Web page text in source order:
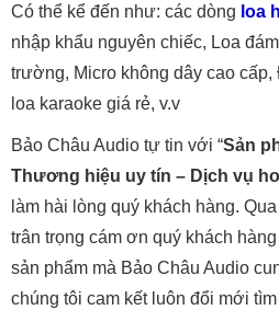
Có thể kể đến như: các dòng loa
nhập khẩu nguyên chiếc, Loa
trường, Micro không dây cao
loa karaoke giá rẻ, v.v
Bảo Châu Audio tự tin với “Sản
Thương hiệu uy tín – Dịch vụ
làm hài lòng quý khách hàng.
trân trọng cám ơn quý khách
sản phẩm mà Bảo Châu Audio
chúng tôi cam kết luôn đổi mới